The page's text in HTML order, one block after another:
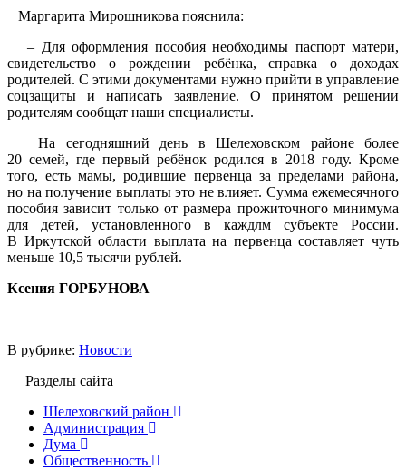
Маргарита Мирошникова пояснила:
– Для оформления пособия необходимы паспорт матери,
свидетельство о рождении ребёнка, справка о доходах
родителей. С этими документами нужно прийти в управление
соцзащиты и написать заявление. О принятом решении
родителям сообщат наши специалисты.
На сегодняшний день в Шелеховском районе более
20 семей, где первый ребёнок родился в 2018 году. Кроме
того, есть мамы, родившие первенца за пределами района,
но на получение выплаты это не влияет. Сумма ежемесячного
пособия зависит только от размера прожиточного минимума
для детей, установленного в каждлм субъекте России.
В Иркутской области выплата на первенца составляет чуть
меньше 10,5 тысячи рублей.
Ксения ГОРБУНОВА
В рубрике: Новости
Разделы сайта
Шелеховский район
Администрация
Дума
Общественность